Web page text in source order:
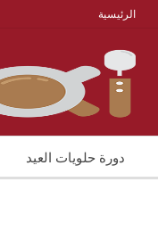
الرئيسية
دورة حلويات العيد